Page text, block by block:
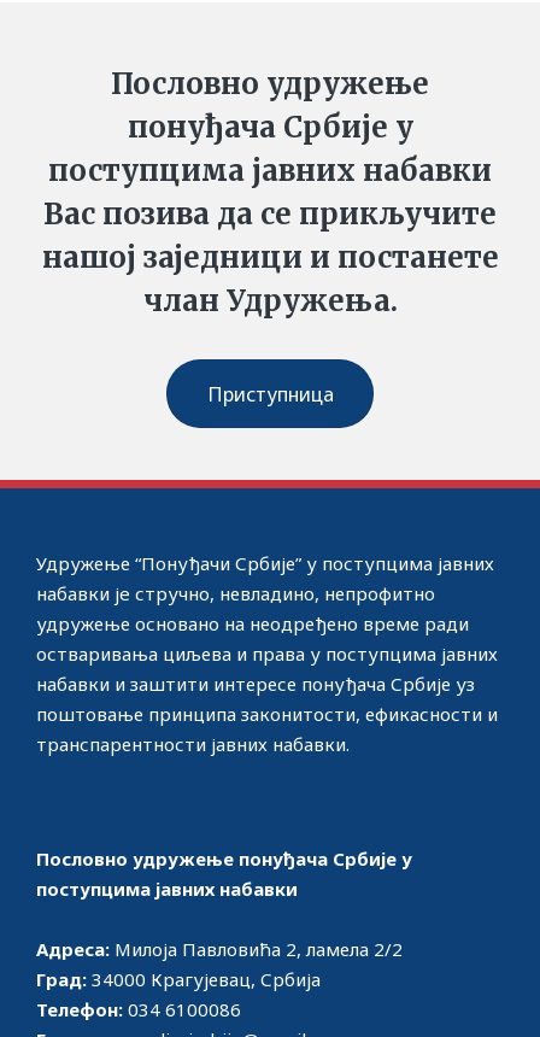
Пословно удружење
понуђача Србије у
поступцима јавних набавки
Вас позива да се прикључите
нашој заједници и постанете
члан Удружења.
Приступница
Удружење “Понуђачи Србије” у поступцима јавних
набавки јe стручно, невладино, непрофитно
удружење основано на неодређено време ради
остваривања циљева и права у поступцима јавних
набавки и заштити интересе понуђача Србије уз
поштовање принципа законитости, ефикасности и
транспарентности јавних набавки.
Пословно удружење понуђача Србије у
поступцима јавних набавки
Адреса: Милоја Павловића 2, ламела 2/2
Град: 34000 Крагујевац, Србија
Телефон: 034 6100086